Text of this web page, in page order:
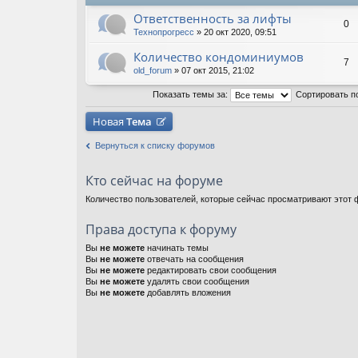
Ответственность за лифты
Технопрогресс » 20 окт 2020, 09:51
0
Количество кондоминиумов
old_forum » 07 окт 2015, 21:02
7
Показать темы за: Сортировать
Новая Тема
Вернуться к списку форумов
Кто сейчас на форуме
Количество пользователей, которые сейчас просматривают
Права доступа к форуму
Вы не можете начинать темы
Вы не можете отвечать на сообщения
Вы не можете редактировать свои сообщения
Вы не можете удалять свои сообщения
Вы не можете добавлять вложения